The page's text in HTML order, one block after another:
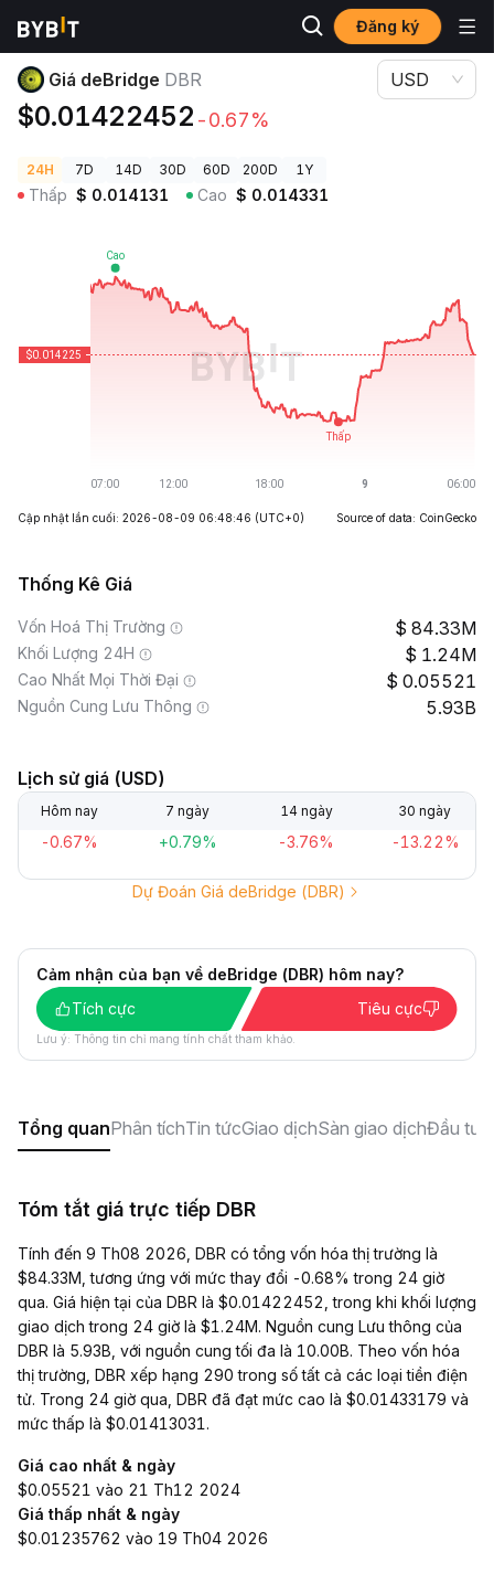
Đăng ký
Giá Tiền Điện Tử
Giá deBridge DBR
$0.01422452 -0.67%
USD
24H 7D 14D 30D 60D 200D 1Y
Thấp $ 0.014131 Cao $ 0.014331
Cập nhật lần cuối: 2026-08-09 06:48:46 (UTC+0) Source of data: CoinGecko
Thống Kê Giá
Vốn Hoá Thị Trường 84.33M
Khối Lượng 24H 1.24M
Cao Nhất Mọi Thời Đại 0.05521
Nguồn Cung Lưu Thông 5.93B
Lịch sử giá (USD)
Hôm nay 7 ngày 14 ngày 30 ngày
-0.67% +0.79% -3.76% -13.22%
Dự Đoán Giá deBridge (DBR)
Cảm nhận của bạn về deBridge (DBR) hôm nay?
Tích cực
Tiêu cực
Lưu ý: Thông tin chỉ mang tính chất tham khảo.
Tổng quanPhân tíchTin tứcGiao dịchSàn giao dịchĐầu tư
Tóm tắt giá trực tiếp DBR
Tính đến 9 Th08 2026, DBR có tổng vốn hóa thị trường là
$84.33M, tương ứng với mức thay đổi -0.68% trong 24 giờ
qua. Giá hiện tại của DBR là $0.01422452, trong khi khối lượng
giao dịch trong 24 giờ là $1.24M. Nguồn cung Lưu thông của
DBR là 5.93B, với nguồn cung tối đa là 10.00B. Theo vốn hóa
thị trường, DBR xếp hạng 290 trong số tất cả các loại tiền điện
tử. Trong 24 giờ qua, DBR đã đạt mức cao là $0.01433179 và
mức thấp là $0.01413031.
Giá cao nhất & ngày
$0.05521 vào 21 Th12 2024
Giá thấp nhất & ngày
$0.01235762 vào 19 Th04 2026